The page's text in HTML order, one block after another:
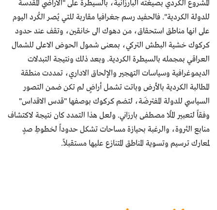
المشروع الكردي بصيغته البارزانية، بالسيطرة على "الاراضي المقدسة
للدولة الكردية". فالحفيد رسم جغرافيا مقاربة للتي يُصر الكُرد اليوم
على انها مناطق استحقاق، من دهوك الى خانقين، وتقف عند حدود
كركوك خشية البطش التركي، بمعنى شمول الحوض الاعلى للشمال
العراقي بمجمله بالسيطرة الكردية. وبعد ذلك ونتيجة التبدلات
الديموغرافية وسياسات التهجير والإلحاق الاداري، تمددت منطقة
المطالبة الكردية بالأرض وباتت تشمل أراضٍ لم تكن ضمن التصور
السياسي للدولة المفترضَة، لتضم كركوك بوصفها "قدس الاقداس"
وفقاً لتعبير المُلا مصطفى بارزاني. ولعل هذا التمدد كان نتيجة لاكتشاف
منابع الثروة، والرغبة بحيازة مساحات تشكل حدوداً لخطوطِ صدٍ
لمعارك ترسيم وتسوية المناطق المتنازع عليها مستقبلاً.